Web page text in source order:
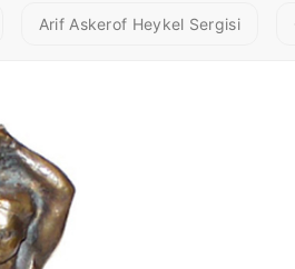
Arif Askerof Heykel Sergisi